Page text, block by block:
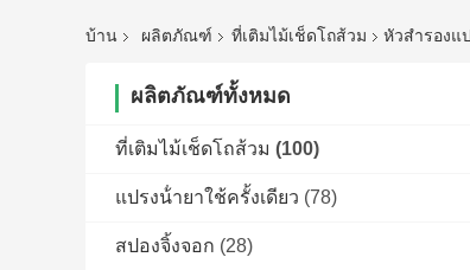
บ้าน ผลิตภัณฑ์ ที่เติมไม้เช็ดโถส้วม หัวสํารองแ
ผลิตภัณฑ์ทั้งหมด
ที่เติมไม้เช็ดโถส้วม (100)
แปรงน้ํายาใช้ครั้งเดียว (78)
สปองจิ้งจอก (28)